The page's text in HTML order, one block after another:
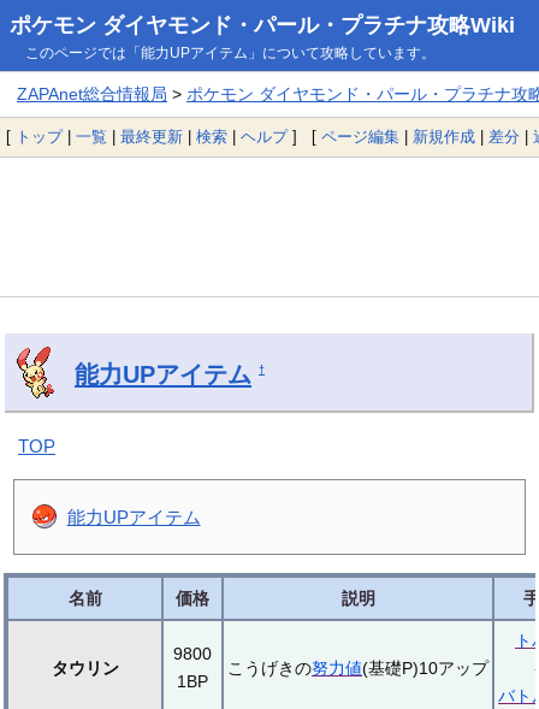
ポケモン ダイヤモンド・パール・プラチナ攻略Wiki
このページでは「能力UPアイテム」について攻略しています。
ZAPAnet総合情報局 > ポケモン ダイヤモンド・パール・プラチナ攻
[ トップ| 一覧 | 最終更新 | 検索 | ヘルプ] [ ページ編集 | 新規作成 | 差分 |
能力UPアイテム †
TOP
能力UPアイテム
名前 価格 説明
タウリン
9800
1BP
こうげきの努力値(基礎P)10アップ
バト